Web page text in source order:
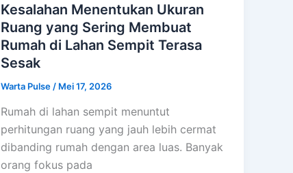
Kesalahan Menentukan Ukuran
Ruang yang Sering Membuat
Rumah di Lahan Sempit Terasa
Sesak
Warta Pulse / Mei 17, 2026
Rumah di lahan sempit menuntut
perhitungan ruang yang jauh lebih cermat
dibanding rumah dengan area luas. Banyak
orang fokus pada